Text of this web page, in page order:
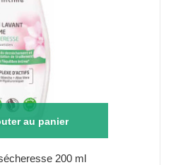
au panier
200 ml